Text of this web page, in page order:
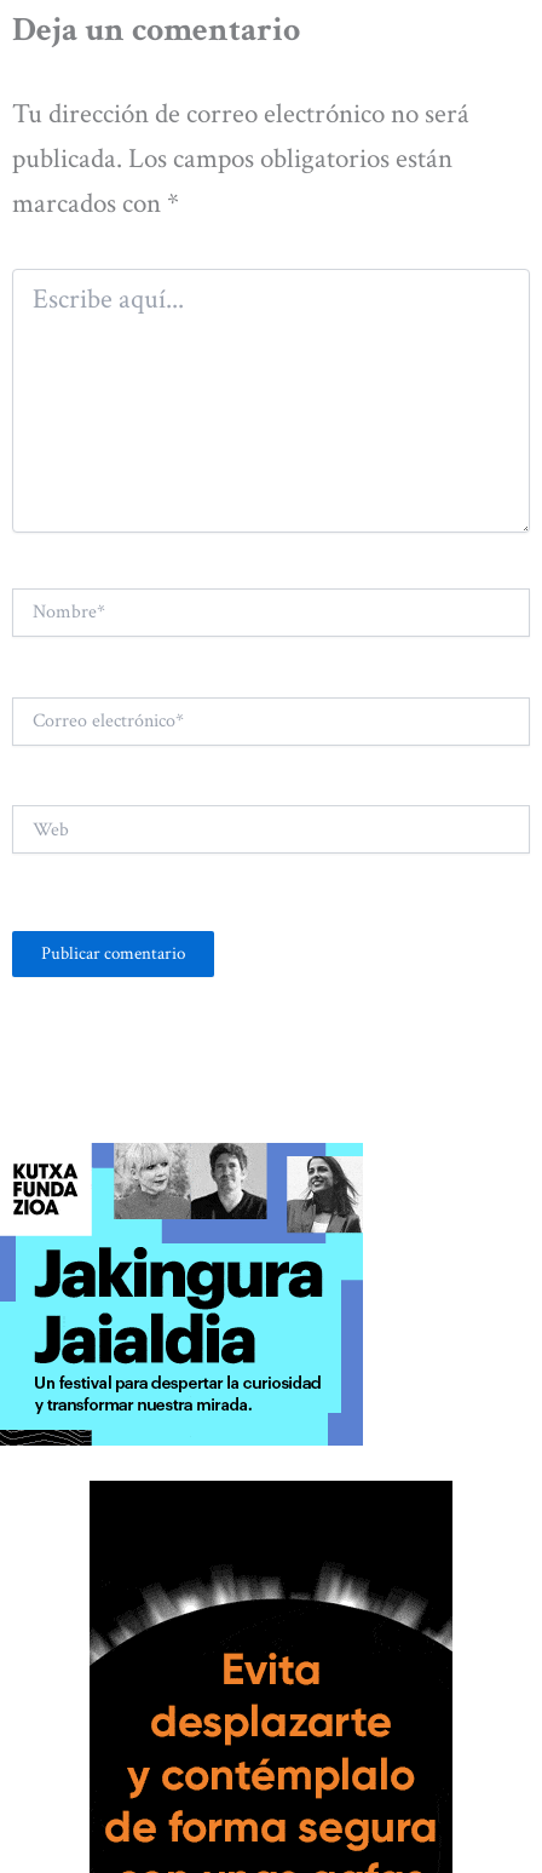
Deja un comentario
Tu dirección de correo electrónico no será
publicada. Los campos obligatorios están
marcados con *
Escribe
aquí...
Nombre*
electrónico*